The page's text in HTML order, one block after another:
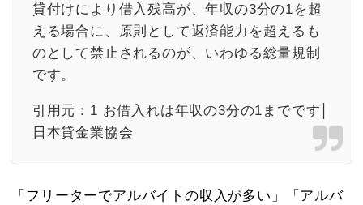
貸付けにより借入残高が、年収の3分の1を超
える場合に、原則として返済能力を超えるも
のとして禁止されるのが、いわゆる総量規制
です。
引用元： 1 お借入れは年収の3分の1までです│
日本貸金業協会
「フリーターでアルバイトの収入が多い」「アルバ